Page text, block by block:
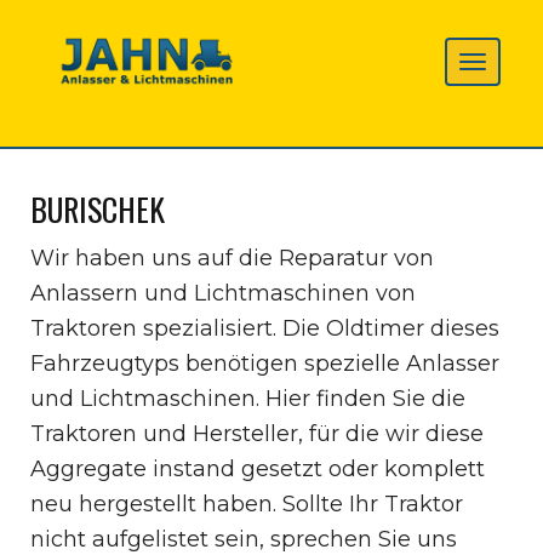
BURISCHEK
Wir haben uns auf die Reparatur von
Anlassern und Lichtmaschinen von
Traktoren spezialisiert. Die Oldtimer dieses
Fahrzeugtyps benötigen spezielle Anlasser
und Lichtmaschinen. Hier finden Sie die
Traktoren und Hersteller, für die wir diese
Aggregate instand gesetzt oder komplett
neu hergestellt haben. Sollte Ihr Traktor
nicht aufgelistet sein, sprechen Sie uns